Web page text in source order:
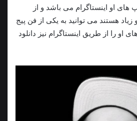
های او اینستاگرام می باشد و از
زیاد هستند می توانید به یکی از فن پیج
او را از طریق اینستاگرام نیز دانلود